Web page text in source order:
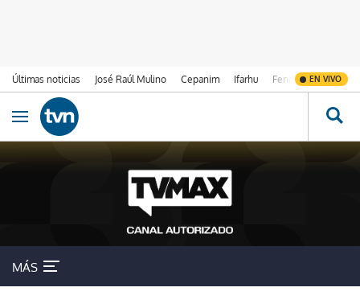
Últimas noticias José Raúl Mulino Cepanim Ifarhu Fenómeno de El
EN VIVO
Ir al contenido
Obrir navegació
MÁS